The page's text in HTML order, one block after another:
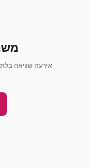
אירעה שגיאה